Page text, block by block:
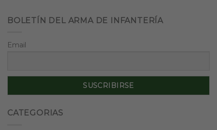
BOLETÍN DEL ARMA DE INFANTERÍA
Email
CATEGORIAS